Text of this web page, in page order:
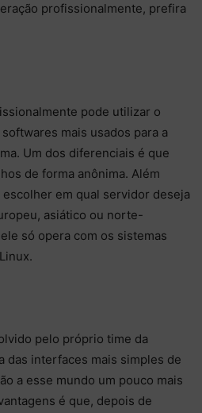
profissionalmente, prefira
pode utilizar o
mais usados para a
Um dos diferenciais é que
de forma anônima. Além
em qual servidor deseja
asiático ou norte-
só opera com os sistemas
pelo próprio time da
das interfaces mais simples de
a esse mundo um pouco mais
é que, depois de